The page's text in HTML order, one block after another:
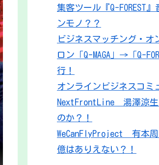
集客ツール『Q-FOREST
ンモノ？？
ビジネスマッチング・オ
ロン「Q-MAGA」→「Q-
行！
オンラインビジネスコ
NextFrontLine 湯澤涼
のか？！
WeCanFlyProject 有本
億はありえない？！